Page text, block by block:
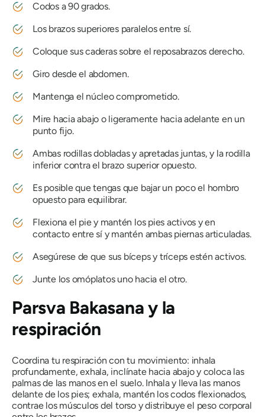
Codos a 90 grados.
Los brazos superiores paralelos entre sí.
Coloque sus caderas sobre el reposabrazos derecho.
Giro desde el abdomen.
Mantenga el núcleo comprometido.
Mire hacia abajo o ligeramente hacia adelante en un
punto fijo.
Ambas rodillas dobladas y apretadas juntas, y la rodilla
inferior contra el brazo superior opuesto.
Es posible que tengas que bajar un poco el hombro
opuesto para equilibrar.
Flexiona el pie y mantén los pies activos y en
contacto entre sí y mantén ambas piernas articuladas.
Asegúrese de que sus bíceps y tríceps estén activos.
Junte los omóplatos uno hacia el otro.
Parsva Bakasanay la
respiración
Coordina tu respiración con tu movimiento: inhala
profundamente, exhala, inclínate hacia abajo y coloca las
palmas de las manos en el suelo. Inhala y lleva las manos
delante de los pies; exhala, mantén los codos flexionados,
contrae los músculos del torso y distribuye el peso corporal